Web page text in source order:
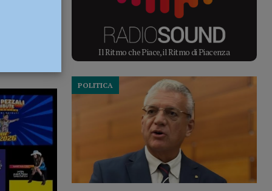
Il Ritmo che Piace, il Ritmo di Piacenza
POLITICA